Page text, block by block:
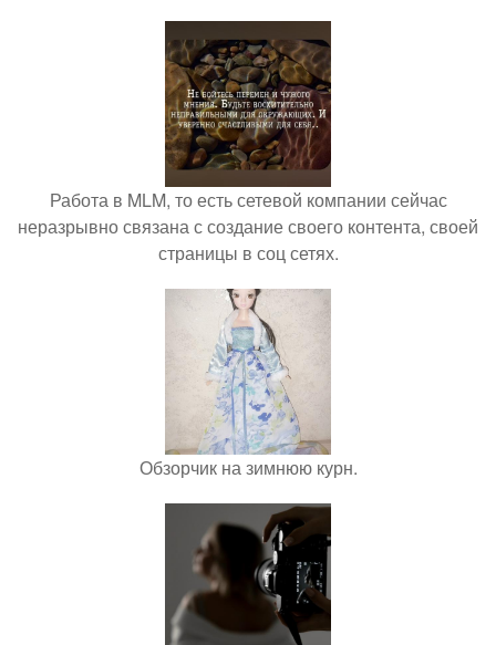
Работа в MLM, то есть сетевой компании сейчас
неразрывно связана с создание своего контента, своей
страницы в соц сетях.
Обзорчик на зимнюю курн.